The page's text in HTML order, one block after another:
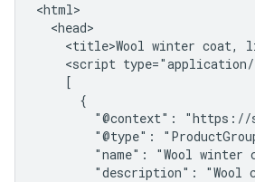
<html>
  <head>
<title>Wool winter coat,
<script
    [
      {
"@context": "https://
"@type":
"name": "Wool winter
"description": "Wool